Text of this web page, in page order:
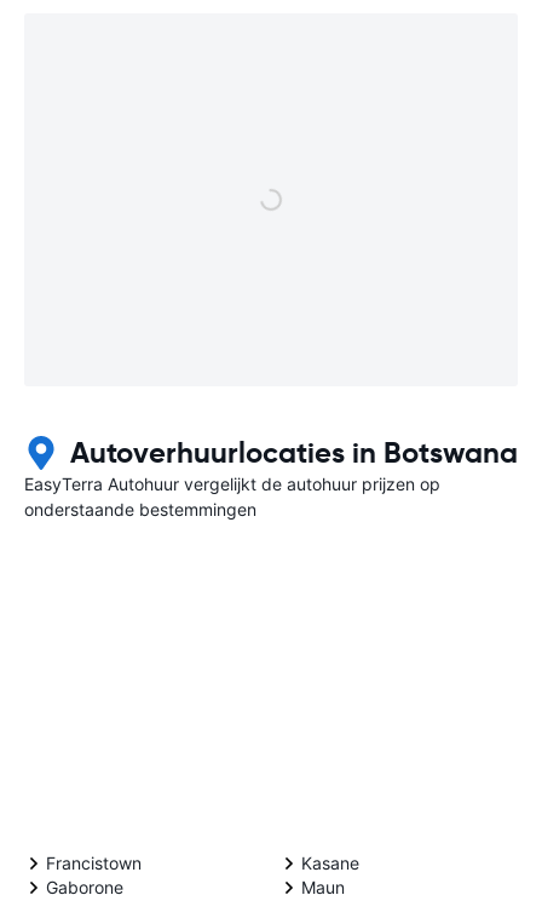
Autoverhuurlocaties in Botswana
EasyTerra Autohuur vergelijkt de autohuur prijzen op
onderstaande bestemmingen
Francistown
Gaborone
Kasane
Maun